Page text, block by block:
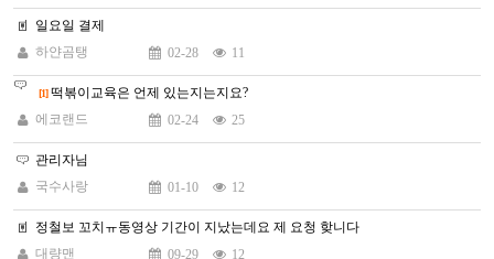
일요일 결제
하얀곰탱
02-28 11
[1] 떡볶이교육은 언제 있는지는지요?
에코랜드
02-24 25
관리자님
국수사랑
01-10 12
정철보 꼬치ㅠ동영상 기간이 지났는데요 제 요청 핮니다
대량맨
09-29 12